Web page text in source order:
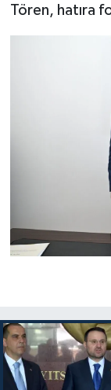
Tören, hatıra